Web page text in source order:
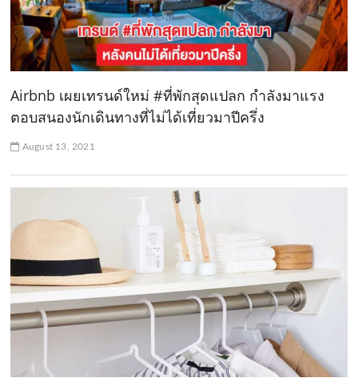
Airbnb เผยเทรนด์ใหม่ #ที่พักสุดแปลก กำลังมาแรง
ตอบสนองนักเดินทางที่ไม่ได้เที่ยวมาปีครึ่ง
August 13, 2021